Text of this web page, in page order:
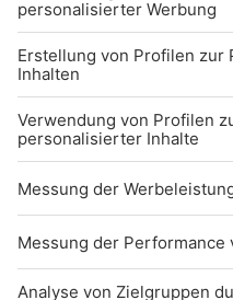
BARRIEREFREIHEIT:
AKTIV DARAN,
BARRIEREFREI ZU
EN
ENN SIE AUF
NTAKTIEREN SIE
Studio-Hotline